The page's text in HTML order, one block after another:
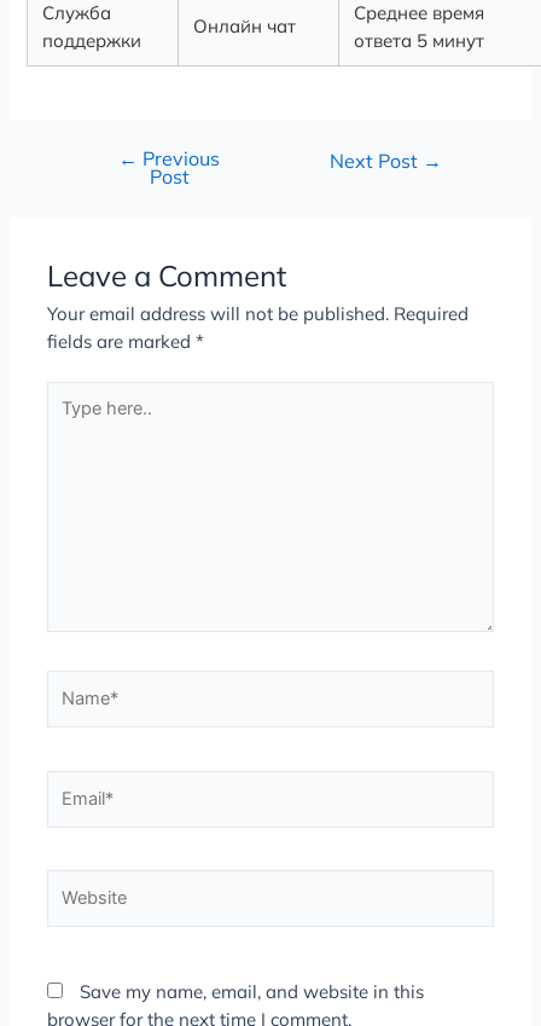
Служба
поддержки
Онлайн чат
Среднее время
ответа 5 минут
← Previous
Post
Next Post →
Leave a Comment
Your email address will not be published. Required
fields are marked*
here..
Save my name, email, and website in this
browser for the next time I comment.